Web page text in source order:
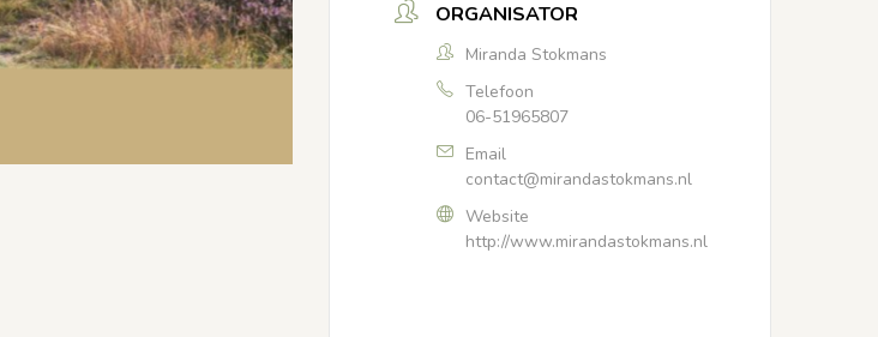
ORGANISATOR
Miranda Stokmans
Telefoon
06-51965807
Email
contact@mirandastokmans.nl
Website
http://www.mirandastokmans.nl